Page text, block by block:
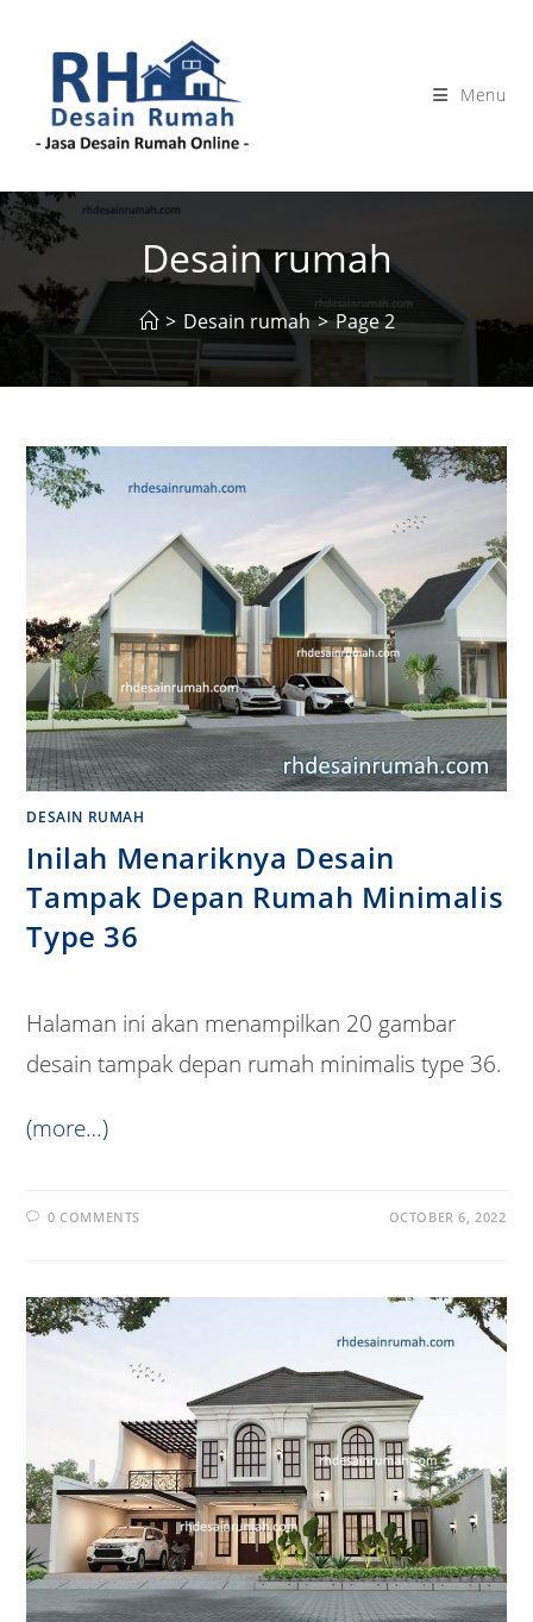
Menu
Desain rumah
> Desain rumah > Page 2
DESAIN RUMAH
Inilah Menariknya Desain
Tampak Depan Rumah Minimalis
Type 36
Halaman ini akan menampilkan 20 gambar
desain tampak depan rumah minimalis type 36.
(more…)
0 COMMENTS OCTOBER 6, 2022